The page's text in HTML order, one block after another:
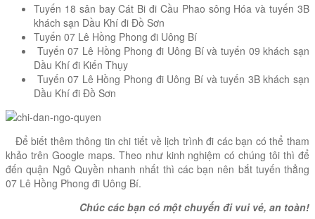
Tuyến 18 sân bay Cát Bi đi Cầu Phao sông Hóa và tuyến 3B
khách sạn Dầu Khí đi Đồ Sơn
Tuyến 07 Lê Hồng Phong đi Uông Bí
Tuyến 07 Lê Hồng Phong đi Uông Bí và tuyến 09 khách sạn
Dầu Khí đi Kiến Thụy
Tuyến 07 Lê Hồng Phong đi Uông Bí và tuyến 3B khách sạn
Dầu Khí đi Đồ Sơn
Để biết thêm thông tin chi tiết về lịch trình đi các bạn có thể tham
khảo trên Google maps. Theo như kinh nghiệm có chúng tôi thì để
đến quận Ngô Quyền nhanh nhất thì các bạn nên bắt tuyến thẳng
07 Lê Hồng Phong đi Uông Bí.
Chúc các bạn có một chuyến đi vui vẻ, an toàn!